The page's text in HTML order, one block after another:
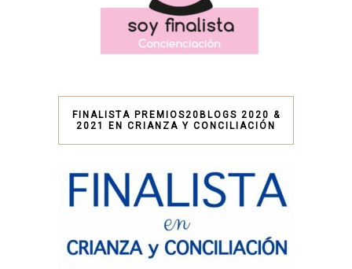
FINALISTA PREMIOS20BLOGS 2020 &
2021 EN CRIANZA Y CONCILIACIÓN